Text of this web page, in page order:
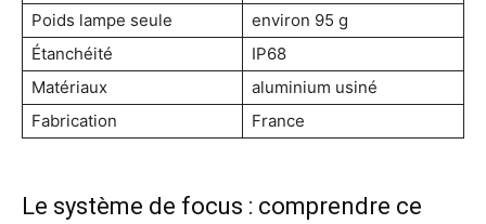
Poids lampe seule
environ 95 g
Étanchéité
IP68
Matériaux
aluminium usiné
Fabrication
France
Le système de focus : comprendre ce